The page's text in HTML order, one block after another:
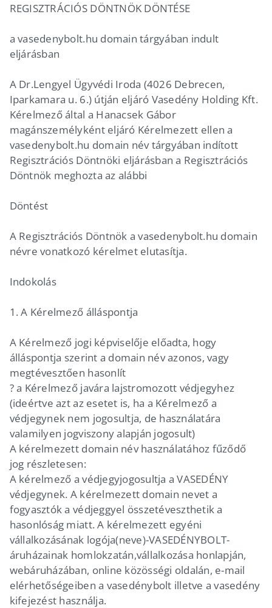
REGISZTRÁCIÓS DÖNTNÖK DÖNTÉSE
a vasedenybolt.hu domain tárgyában indult
eljárásban
A Dr.Lengyel Ügyvédi Iroda (4026 Debrecen,
Iparkamara u. 6.) útján eljáró Vasedény Holding Kft.
Kérelmező által a Hanacsek Gábor
magánszemélyként eljáró Kérelmezett ellen a
vasedenybolt.hu domain név tárgyában indított
Regisztrációs Döntnöki eljárásban a Regisztrációs
Döntnök meghozta az alábbi
Döntést
A Regisztrációs Döntnök a vasedenybolt.hu domain
névre vonatkozó kérelmet elutasítja.
Indokolás
1. A Kérelmező álláspontja
A Kérelmező jogi képviselője előadta, hogy
álláspontja szerint a domain név azonos, vagy
megtévesztően hasonlít
? a Kérelmező javára lajstromozott védjegyhez
(ideértve azt az esetet is, ha a Kérelmező a
védjegynek nem jogosultja, de használatára
valamilyen jogviszony alapján jogosult)
A kérelmezett domain név használatához fűződő
jog részletesen:
A kérelmező a védjegyjogosultja a VASEDÉNY
védjegynek. A kérelmezett domain nevet a
fogyasztók a védjeggyel összetéveszthetik a
hasonlóság miatt. A kérelmezett egyéni
vállalkozásának logója(neve)-VASEDÉNYBOLT-
áruházainak homlokzatán,vállalkozása honlapján,
webáruházában, online közösségi oldalán, e-mail
elérhetőségeiben a vasedénybolt illetve a vasedény
kifejezést használja.